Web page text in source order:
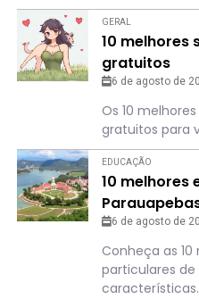
GERAL
10 melhores
gratuitos
6 de agosto de
Os 10
gratuitos para
EDUCAÇÃO
10 melhores
6 de agosto de
Conheça as
particulares de
características.